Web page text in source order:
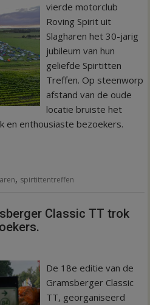
vierde motorclub
Roving Spirit uit
Slagharen het 30-jarig
jubileum van hun
geliefde Spirtitten
Treffen. Op steenworp
afstand van de oude
locatie bruiste het
en enthousiaste bezoekers.
, spirtittentreffen
Classic TT trok
De 18e editie van de
Gramsberger Classic
TT, georganiseerd